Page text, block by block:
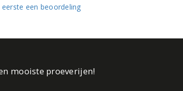
eerste een beoordeling
mooiste proeverijen!